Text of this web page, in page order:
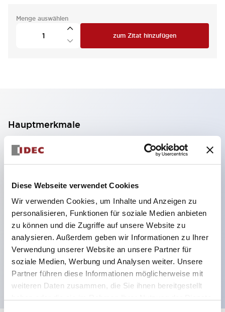
Diese Webseite verwendet Cookies
Wir verwenden Cookies, um Inhalte und Anzeigen zu
personalisieren, Funktionen für soziale Medien anbieten
zu können und die Zugriffe auf unsere Website zu
analysieren. Außerdem geben wir Informationen zu Ihrer
Verwendung unserer Website an unsere Partner für
soziale Medien, Werbung und Analysen weiter. Unsere
Partner führen diese Informationen möglicherweise mit
weiteren Daten zusammen, die Sie ihnen bereitgestellt
Menge auswählen
zum Zitat hinzufügen
Hauptmerkmale
2-Kontakt-Block mit 2 Stufen, ermöglicht eine 4-
Kontakt-Konfiguration (Gewährleistung der
Isolierung zwischen den 2 Kontakten).
59,9 mm (※ 22-stufiger Kontaktblock).
Platzsparendes Design möglich.
Sicherheitsstruktur der 3. Generation: 2-Aktions-
Freisetzung, integrierter Schutz, IP20-
Fingerschutzstruktur